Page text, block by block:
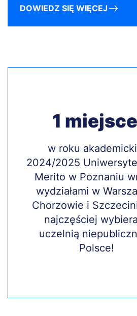
DOWIEDZ SIĘ WIĘCEJ
1 miejsce
Treśćw roku
2024/2025
Merito w Poznaniu
wydziałami w
Chorzowie i
najczęściej
uczelnią
Polsce!